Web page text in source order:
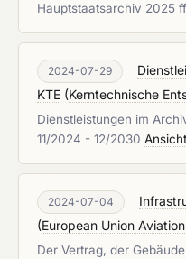
Hauptstaatsarchiv 2025
2024-07-29
KTE (Kerntechnische
Dienstleistungen im
11/2024 - 12/2030
2024-07-04
(European Union
Der Vertrag, der